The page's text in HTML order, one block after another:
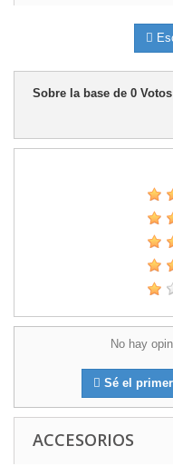
Sobre la base de 0 Votos
No hay
Sé el
ACCESORIOS